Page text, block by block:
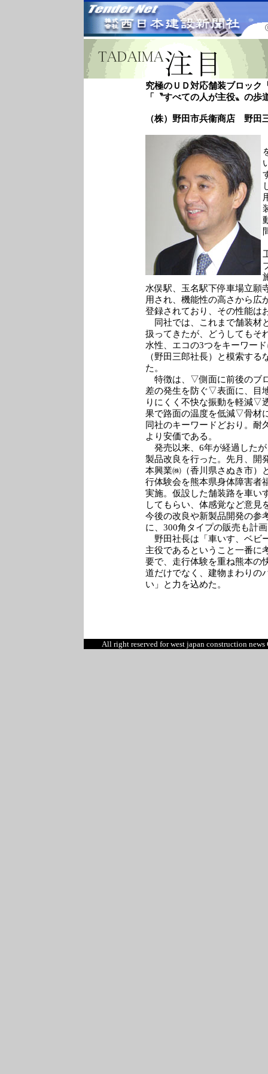
究極のＵＤ対応舗装ブロック
「〝すべての人が主役〟の歩
（株）野田市兵衞商店 野田
水俣駅、玉名駅下停車場立願
用され、機能性の高さから広
登録されており、その性能は
同社では、これまで舗装材
扱ってきたが、どうしてもそ
水性、エコの3つをキーワー
（野田三郎社長）と模索す
た。
特徴は、▽側面に前後のブ
差の発生を防ぐ▽表面に、目
りにくく不快な振動を軽減▽
果で路面の温度を低減▽骨材
同社のキーワードどおり。耐
より安価である。
発売以来、6年が経過した
製品改良を行った。先月、開
本興業㈱（香川県さぬき市）
行体験会を熊本県身体障害者
実施。仮設した舗装路を車い
してもらい、体感覚など意見
今後の改良や新製品開発の参
に、300角タイプの販売も計
野田社長は「車いす、ベビ
主役であるということ一番に
要で、走行体験を重ね熊本の
道だけでなく、建物まわりの
い」と力を込めた。
All right reserved for west japan construction